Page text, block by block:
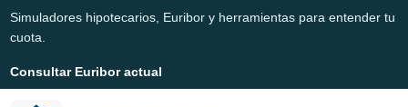
Simuladores hipotecarios, Euribor y herramientas para entender tu
cuota.
Consultar Euribor actual